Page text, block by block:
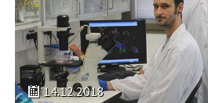
14.12.2018